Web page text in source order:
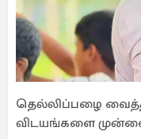
தெல்லிப்பழை
விடயங்களை